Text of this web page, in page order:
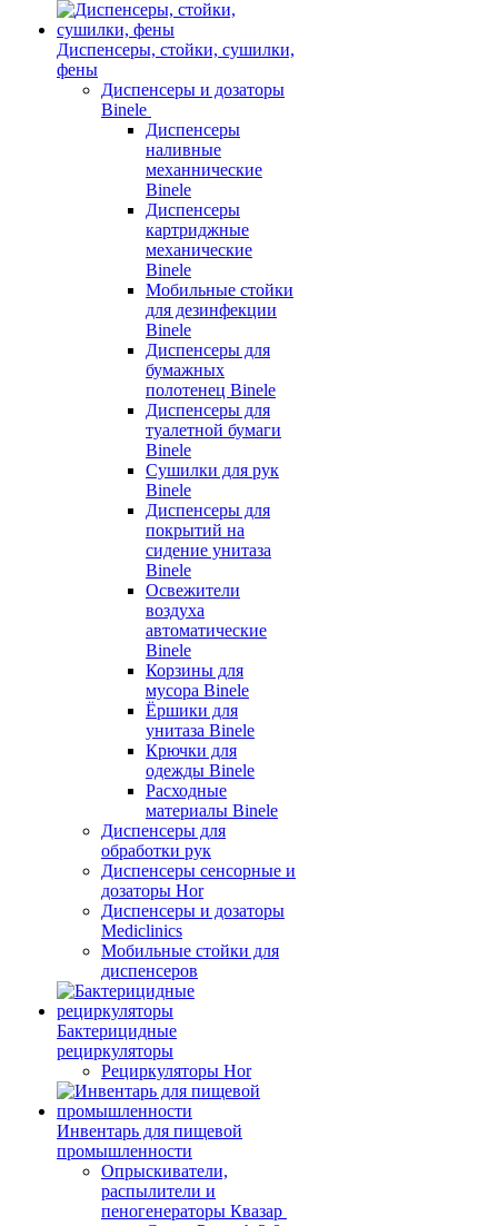
Диспенсеры, стойки, сушилки,
фены
Диспенсеры и дозаторы
Binele
Диспенсеры
наливные
механнические
Binele
Диспенсеры
картриджные
механические
Binele
Мобильные стойки
для дезинфекции
Binele
Диспенсеры для
бумажных
полотенец Binele
Диспенсеры для
туалетной бумаги
Binele
Сушилки для рук
Binele
Диспенсеры для
покрытий на
сидение унитаза
Binele
Освежители
воздуха
автоматические
Binele
Корзины для
мусора Binele
Ёршики для
унитаза Binele
Крючки для
одежды Binele
Расходные
материалы Binele
Диспенсеры для
обработки рук
Диспенсеры сенсорные и
дозаторы Hor
Диспенсеры и дозаторы
Mediclinics
Мобильные стойки для
диспенсеров
Бактерицидные
рециркуляторы
Рециркуляторы Hor
Инвентарь для пищевой
промышленности
Опрыскиватели,
распылители и
пеногенераторы Квазар